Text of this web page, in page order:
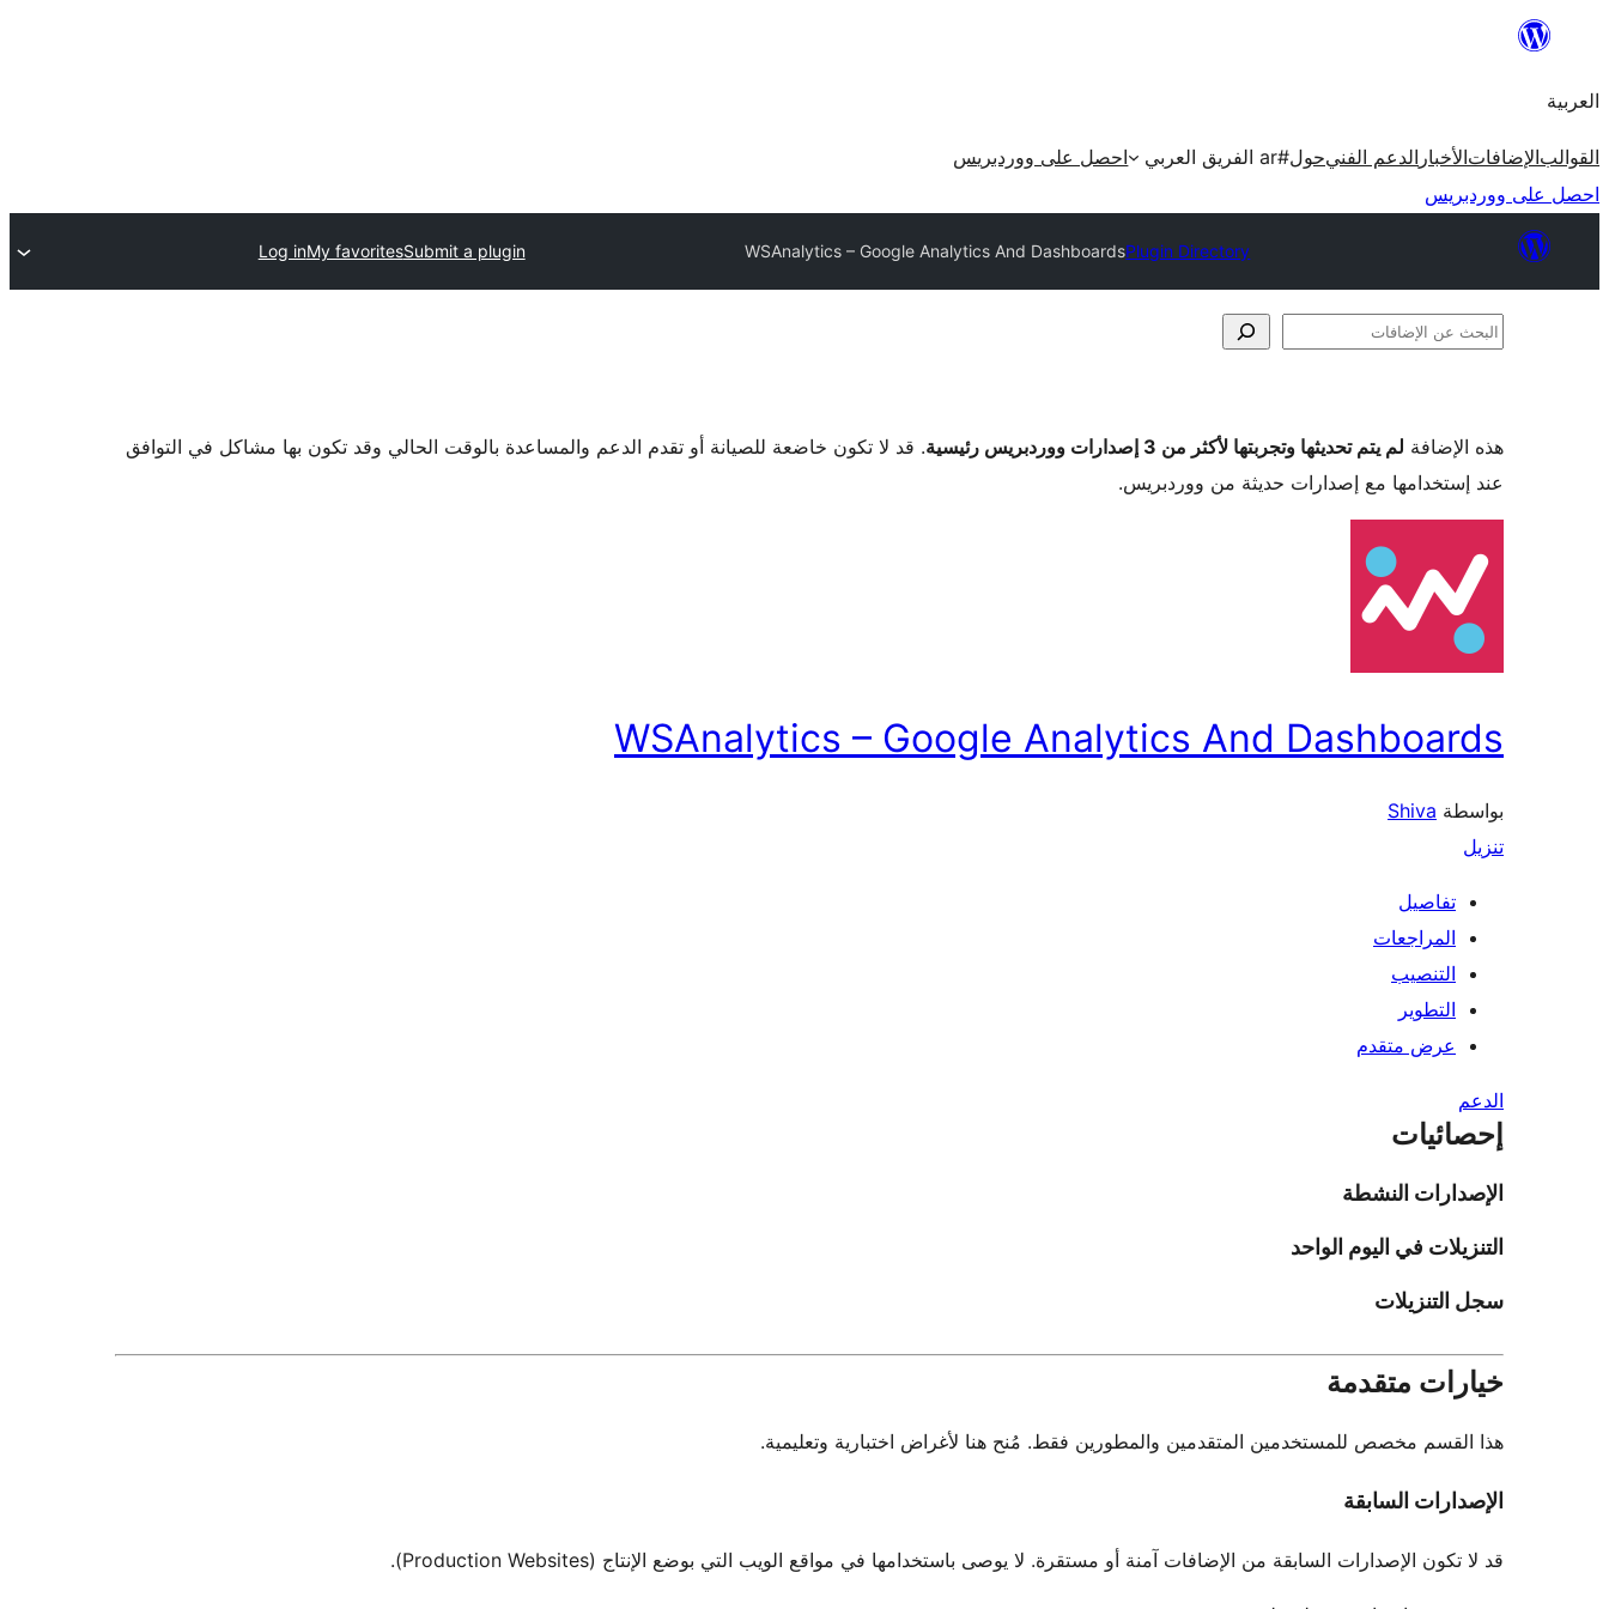
المحتوى
العربية
القوالبالإضافاتالأخبار الدعم الفنيحول#ar الفريق العربي
احصل على ووردبريس
احصل على ووردبريس
Plugin Directory
WSAnalytics – Google Analytics And Dashboards
Submit a plugin
My favorites
Log in
البحث
هذه الإضافة لم يتم تحديثها وتجربتها لأكثر من 3 إصدارات ووردبريس رئيسية
. قد لا تكون خاضعة للصيانة أو تقدم الدعم والمساعدة بالوقت الحالي وقد تكون بها مشاكل في التوافق
عند إستخدامها مع إصدارات حديثة من ووردبريس.
WSAnalytics – Google Analytics And Dashboards
بواسطة Shiva
تنزيل
تفاصيل
المراجعات
التنصيب
التطوير
عرض متقدم
الدعم
إحصائيات
الإصدارات النشطة
التنزيلات في اليوم الواحد
سجل التنزيلات
خيارات متقدمة
هذا القسم مخصص للمستخدمين المتقدمين والمطورين فقط. مُنح هنا لأغراض اختبارية وتعليمية.
الإصدارات السابقة
قد لا تكون الإصدارات السابقة من الإضافات آمنة أو مستقرة. لا يوصى باستخدامها في مواقع الويب التي بوضع الإنتاج (Production Websites).